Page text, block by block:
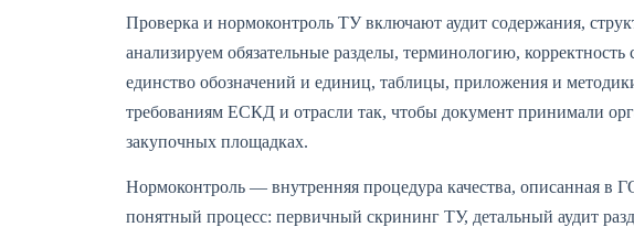
Проверка и нормоконтроль ТУ включают аудит содержания,
анализируем обязательные разделы, терминологию,
единство обозначений и единиц, таблицы, приложения и
требованиям ЕСКД и отрасли так, чтобы документ принимали
закупочных площадках.
Нормоконтроль — внутренняя процедура качества, описанная в
понятный процесс: первичный скрининг ТУ, детальный аудит